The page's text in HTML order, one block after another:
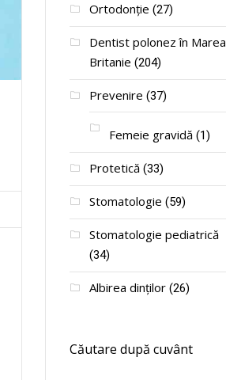
Ortodonție (27)
Dentist polonez în Marea
Britanie (204)
Prevenire (37)
Femeie gravidă(1)
Protetică(33)
Stomatologie (59)
Stomatologie pediatrică
(34)
Albirea dinților(26)
Căutare după cuvânt